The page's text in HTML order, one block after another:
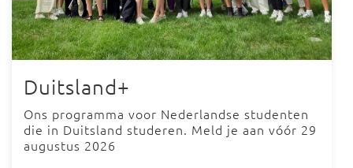
Duitsland+
Ons programma voor Nederlandse studenten
die in Duitsland studeren. Meld je aan vóór 29
augustus 2026